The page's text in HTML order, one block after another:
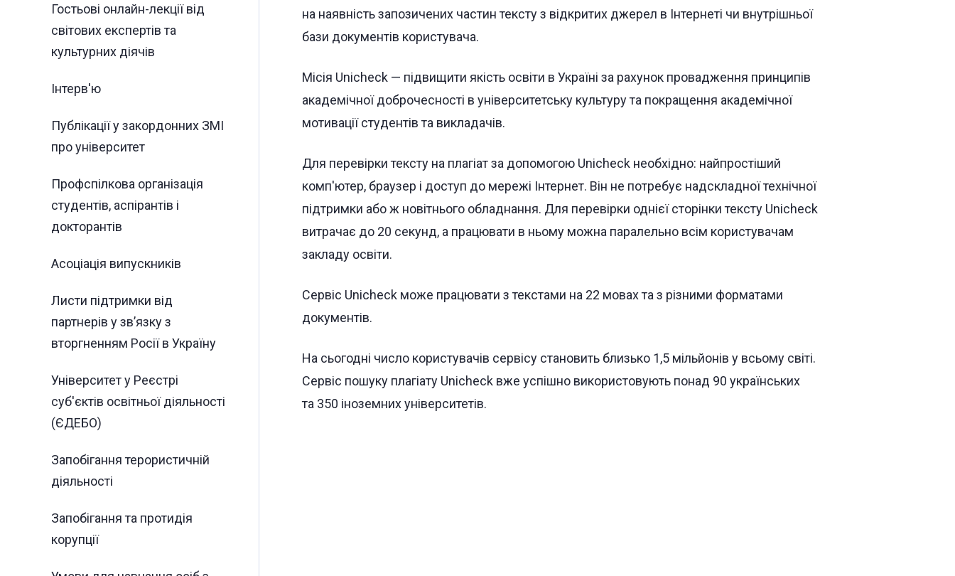
Гостьові онлайн-лекції від
світових експертів та
культурних діячів
Інтерв'ю
Публікації у закордонних ЗМІ
про університет
Профспілкова організація
студентів, аспірантів і
докторантів
Асоціація випускників
Листи підтримки від
партнерів у зв’язку з
вторгненням Росії в Україну
Університет у Реєстрі
суб'єктів освітньої діяльності
(ЄДЕБО)
Запобігання терористичній
діяльності
Запобігання та протидія
корупції
на наявність запозичених частин тексту з відкритих джерел в Інтернеті чи внутрішньої
бази документів користувача.
Місія Unicheck — підвищити якість освіти в Україні за рахунок провадження принципів
академічної доброчесності в університетську культуру та покращення академічної
мотивації студентів та викладачів.
Для перевірки тексту на плагіат за допомогою Unicheck необхідно: найпростіший
комп′ютер, браузер і доступ до мережі Інтернет. Він не потребує надскладної технічної
підтримки або ж новітнього обладнання. Для перевірки однієї сторінки тексту Unicheck
витрачає до 20 секунд, а працювати в ньому можна паралельно всім користувачам
закладу освіти.
Сервіс Unicheck може працювати з текстами на 22 мовах та з різними форматами
документів.
На сьогодні число користувачів сервісу становить близько 1,5 мільйонів у всьому світі.
Сервіс пошуку плагіату Unicheck вже успішно використовують понад 90 українських
та 350 іноземних університетів.